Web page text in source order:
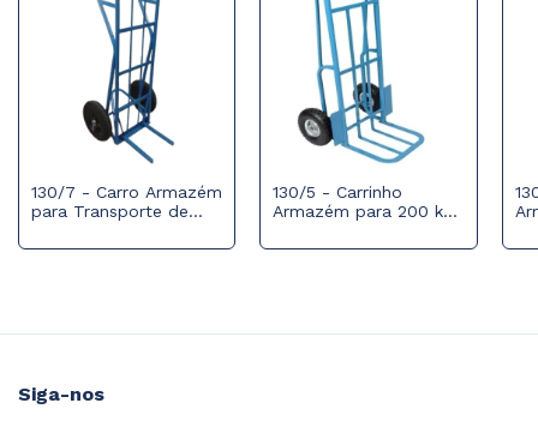
130/7 - Carro Armazém
para Transporte de
130/5 - Carrinho
Armazém para 200 kg
350x4
Siga-nos